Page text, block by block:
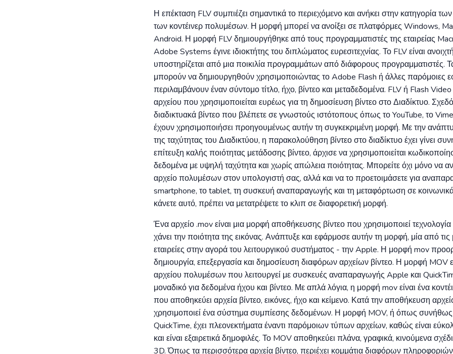
Η επέκταση FLV συμπιέζει σημαντικά το περιεχόμενο και ανήκει στην κατηγορία
των κοντέινερ πολυμέσων. Η μορφή μπορεί να ανοίξει σε πλατφόρμες Windows,
Android. Η μορφή FLV δημιουργήθηκε από τους προγραμματιστές της εταιρείας
Adobe Systems έγινε ιδιοκτήτης του διπλώματος ευρεσιτεχνίας. Το FLV είναι
υποστηρίζεται από μια ποικιλία προγραμμάτων από διάφορους προγραμματιστές.
μπορούν να δημιουργηθούν χρησιμοποιώντας το Adobe Flash ή άλλες παρόμοιες
περιλαμβάνουν έναν σύντομο τίτλο, ήχο, βίντεο και μεταδεδομένα. FLV ή Flash Video
αρχείου που χρησιμοποιείται ευρέως για τη δημοσίευση βίντεο στο Διαδίκτυο.
διαδικτυακά βίντεο που βλέπετε σε γνωστούς ιστότοπους όπως το YouTube, το
έχουν χρησιμοποιήσει προηγουμένως αυτήν τη συγκεκριμένη μορφή. Με την
της ταχύτητας του Διαδικτύου, η παρακολούθηση βίντεο στο διαδίκτυο έχει γίνει
επίτευξη καλής ποιότητας μετάδοσης βίντεο, άρχισε να χρησιμοποιείται
δεδομένα με υψηλή ταχύτητα και χωρίς απώλεια ποιότητας. Μπορείτε όχι μόνο να
αρχείο πολυμέσων στον υπολογιστή σας, αλλά και να το προετοιμάσετε για
smartphone, το tablet, τη συσκευή αναπαραγωγής και τη μεταφόρτωση σε κοινωνικά
κάνετε αυτό, πρέπει να μετατρέψετε το κλιπ σε διαφορετική μορφή.
Ένα αρχείο .mov είναι μια μορφή αποθήκευσης βίντεο που χρησιμοποιεί
χάνει την ποιότητα της εικόνας. Ανάπτυξε και εφάρμοσε αυτήν τη μορφή, μία από τις
εταιρείες στην αγορά του λειτουργικού συστήματος - την Apple. Η μορφή mov
δημιουργία, επεξεργασία και δημοσίευση διαφόρων αρχείων βίντεο. Η μορφή MOV
αρχείου πολυμέσων που λειτουργεί με συσκευές αναπαραγωγής Apple και
μοναδικό για δεδομένα ήχου και βίντεο. Με απλά λόγια, η μορφή mov είναι ένα
που αποθηκεύει αρχεία βίντεο, εικόνες, ήχο και κείμενο. Κατά την αποθήκευση
χρησιμοποιεί ένα σύστημα συμπίεσης δεδομένων. Η μορφή MOV, ή όπως συνήθως
QuickTime, έχει πλεονεκτήματα έναντι παρόμοιων τύπων αρχείων, καθώς είναι
και είναι εξαιρετικά δημοφιλές. Το MOV αποθηκεύει πλάνα, γραφικά, κινούμενα
3D. Όπως τα περισσότερα αρχεία βίντεο, περιέχει κομμάτια διαφόρων